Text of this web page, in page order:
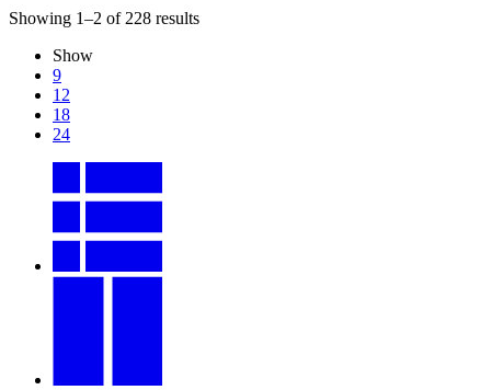
Showing 1–2 of 228 results
Show
9
12
18
24